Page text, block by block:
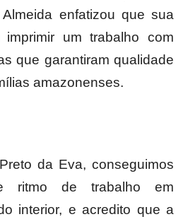
enfatizou que sua
imprimir um trabalho com
que garantiram qualidade
amazonenses.
da Eva, conseguimos
ritmo de trabalho em
interior, e acredito que a